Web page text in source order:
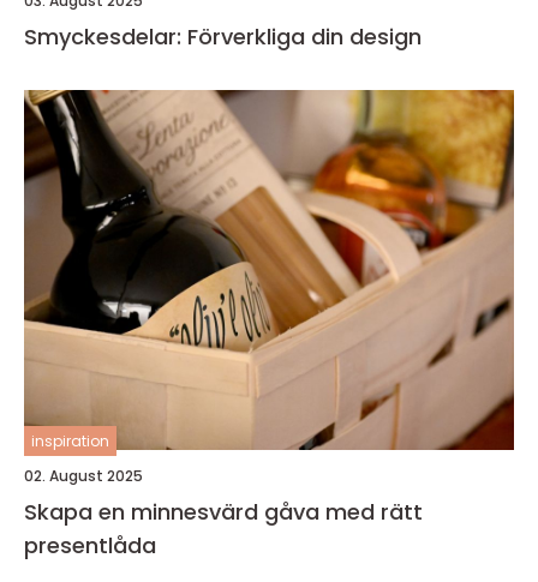
Smyckesdelar: Förverkliga din design
inspiration
02. August 2025
Skapa en minnesvärd gåva med rätt
presentlåda